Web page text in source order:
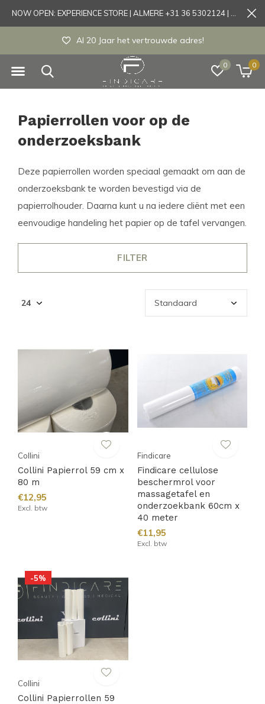
0 0
Al 20 Jaar het vertrouwde adres!
Papierrollen voor op de
onderzoeksbank
Deze papierrollen worden speciaal gemaakt om aan de
onderzoeksbank te worden bevestigd via de
papierrolhouder. Daarna kunt u na iedere cliënt met een
eenvoudige handeling het papier op de tafel vervangen.
FILTER
Collini
Collini Papierrol 59 cm x
80 m
€12,95
Excl. btw
Findicare
Findicare cellulose
beschermrol voor
massagetafel en
onderzoekbank 60cm x
40 meter
€11,95
Excl. btw
-5%
Collini
Collini Papierrollen 59